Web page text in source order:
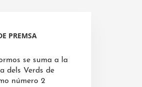
PREMSA
se suma a la
dels Verds de
número 2